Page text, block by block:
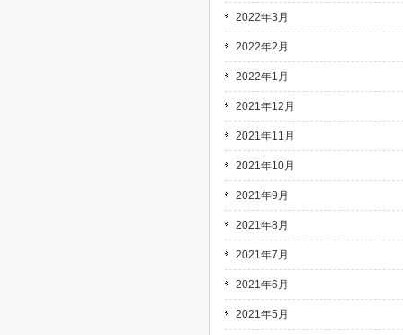
2022年3月
2022年2月
2022年1月
2021年12月
2021年11月
2021年10月
2021年9月
2021年8月
2021年7月
2021年6月
2021年5月